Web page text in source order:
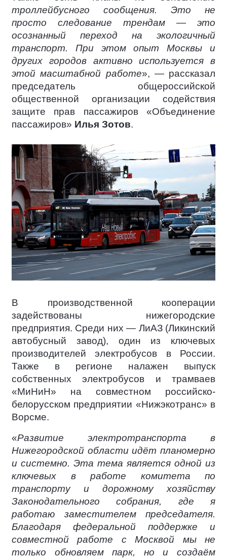
троллейбусного сообщения. Это не
просто следование трендам — это
осознанный переход на экологичный
транспорт. При этом опыт Москвы и
других городов активно используется в
этой масштабной работе», — рассказал
председатель общероссийской
общественной организации содействия
защите прав пассажиров «Объединение
пассажиров» Илья Зотов.
В производственной кооперации
задействованы нижегородские
предприятия. Среди них — ЛиАЗ (Ликинский
автобусный завод), один из ключевых
производителей электробусов в России.
Также в регионе налажен выпуск
собственных электробусов и трамваев
«МиНиН» на совместном российско-
белорусском предприятии «Нижэкотранс» в
Ворсме.
«Развитие электротранспорта в
Нижегородской области идёт планомерно
и системно. Эта тема является одной из
ключевых в работе комитета по
транспорту и дорожному хозяйству
Законодательного собрания, где я
работаю заместителем председателя.
Благодаря федеральной поддержке и
совместной работе с Москвой мы не
только обновляем парк, но и создаём